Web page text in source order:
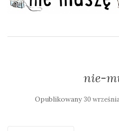
nie-
Opublikowany 30